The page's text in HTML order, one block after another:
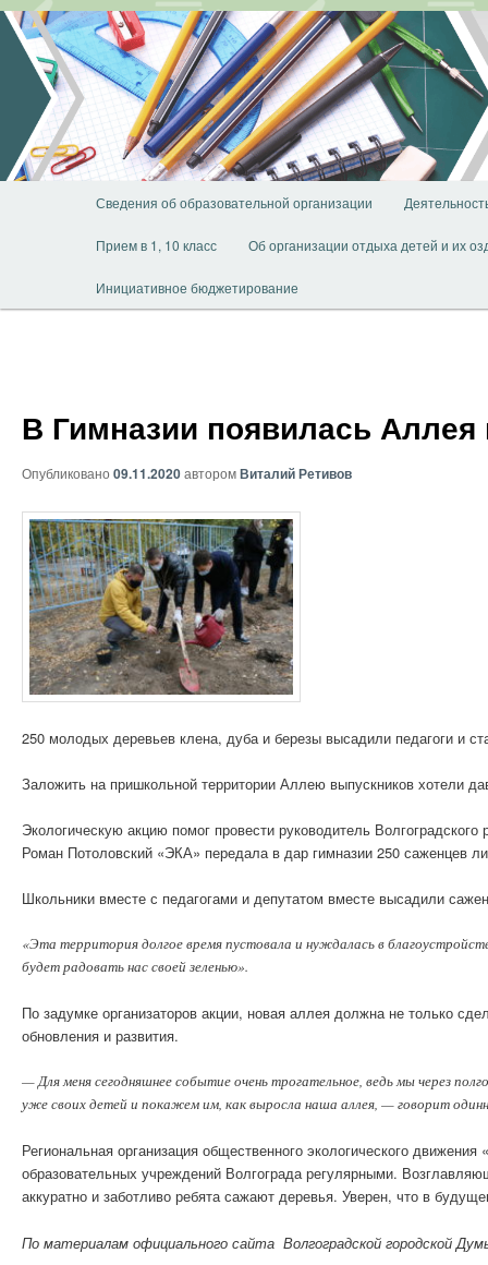
Перейти
основному
содержимому
Сведения об образовательной организации
Прием в 1, 10 класс Об организации отдыха детей и их
Инициативное бюджетирование
В Гимназии появилась Аллея
Опубликовано 09.11.2020авторомВиталий Ретивов
250 молодых деревьев клена, дуба и березы высадили педагоги и
Заложить на пришкольной территории Аллею выпускников хотели
Экологическую акцию помог провести руководитель
Роман Потоловский «ЭКА» передала в дар гимназии 250 саженцев
Школьники вместе с педагогами и депутатом вместе высадили
«Эта территория долгое время пустовала и нуждалась в
будет радовать нас своей зеленью».
По задумке организаторов акции, новая аллея должна не только
обновления и развития.
— Для меня сегодняшнее событие очень трогательное, ведь мы через
уже своих детей и покажем им, как выросла наша аллея, — говорит
Региональная организация общественного экологического
образовательных учреждений Волгограда регулярными.
аккуратно и заботливо ребята сажают деревья. Уверен, что в
По материалам официального сайта Волгоградской городской